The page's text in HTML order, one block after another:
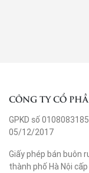
CÔNG TY CỔ
GPKD số
05/12/2017
Giấy phép bán buôn
thành phố Hà Nội